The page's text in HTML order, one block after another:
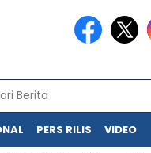
PERS RILIS VIDEO